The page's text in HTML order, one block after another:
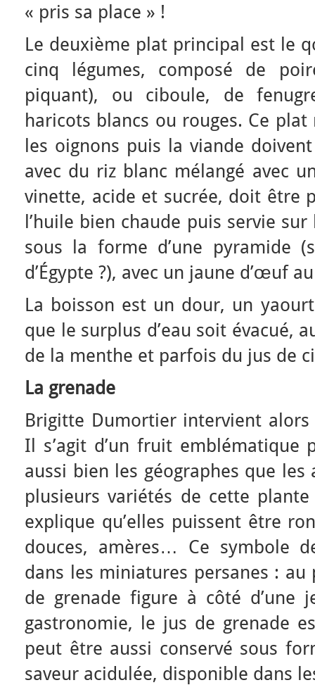
« pris sa place » !
Le deuxième plat principal est le
cinq légumes, composé de
piquant), ou ciboule, de
haricots blancs ou rouges. Ce
les oignons puis la viande
avec du riz blanc mélangé avec
vinette, acide et sucrée, doit être
l’huile bien chaude puis servie
sous la forme d’une pyramide
d’Égypte ?), avec un jaune d’œuf
La boisson est un dour, un
que le surplus d’eau soit évacué,
de la menthe et parfois du jus de
La grenade
Brigitte Dumortier intervient
Il s’agit d’un fruit emblématique
aussi bien les géographes que
plusieurs variétés de cette
explique qu’elles puissent être
douces, amères… Ce symbole
dans les miniatures persanes :
de grenade figure à côté d’une
gastronomie, le jus de grenade
peut être aussi conservé sous
saveur acidulée, disponible dans